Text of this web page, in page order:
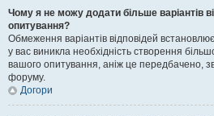
Чому я не можу додати більше варіантів
опитування?
Обмеження варіантів відповідей
у вас виникла необхідність створення
вашого опитування, аніж це передбачено,
форуму.
Догори